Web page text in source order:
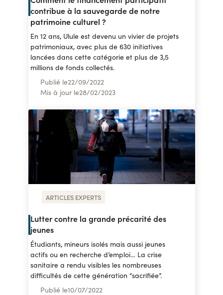
contribue à la sauvegarde de notre
patrimoine culturel ?
En 12 ans, Ulule est devenu un vivier de projets
patrimoniaux, avec plus de 630 initiatives
lancées dans cette catégorie et plus de 3,5
millions de fonds collectés.
Publié le22/09/2022
Mis à jour le28/02/2023
ARTICLES EXPERTS
Lutter contre la grande précarité des
jeunes
Étudiants, mineurs isolés mais aussi jeunes
actifs ou en recherche d’emploi… La crise
sanitaire a rendu visibles les nombreuses
difficultés de cette génération “sacrifiée”.
Publié le10/07/2022